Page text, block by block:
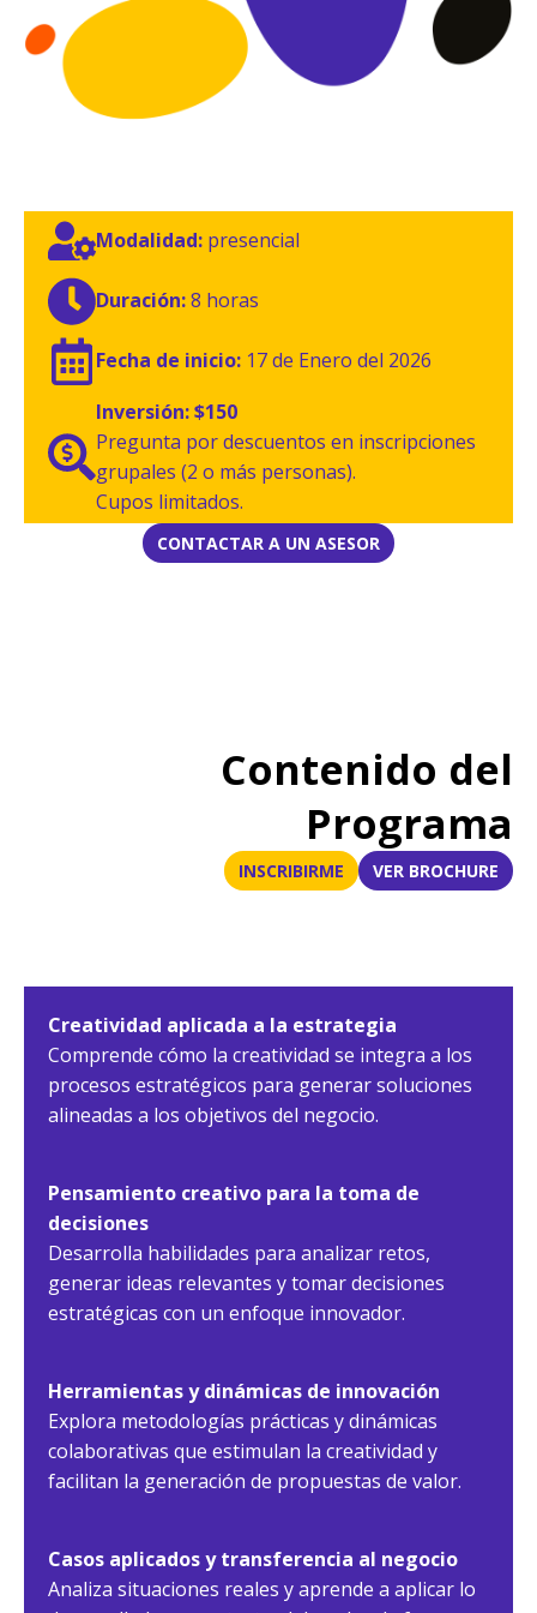
Modalidad: presencial
Duración:8 horas
Fecha de inicio: 17 de Enero del 2026
Inversión:$150
Pregunta por descuentos en inscripciones
grupales (2 o más personas).
Cupos limitados.
CONTACTAR A UN ASESOR
Contenido del
Programa
INSCRIBIRME VER BROCHURE
Creatividad aplicada a la estrategia
Comprende cómo la creatividad se integra a los
procesos estratégicos para generar soluciones
alineadas a los objetivos del negocio.
Pensamiento creativo para la toma de
decisiones
Desarrolla habilidades para analizar retos,
generar ideas relevantes y tomar decisiones
estratégicas con un enfoque innovador.
Herramientas y dinámicas de innovación
Explora metodologías prácticas y dinámicas
colaborativas que estimulan la creatividad y
facilitan la generación de propuestas de valor.
Casos aplicados y transferencia al negocio
Analiza situaciones reales y aprende a aplicar lo